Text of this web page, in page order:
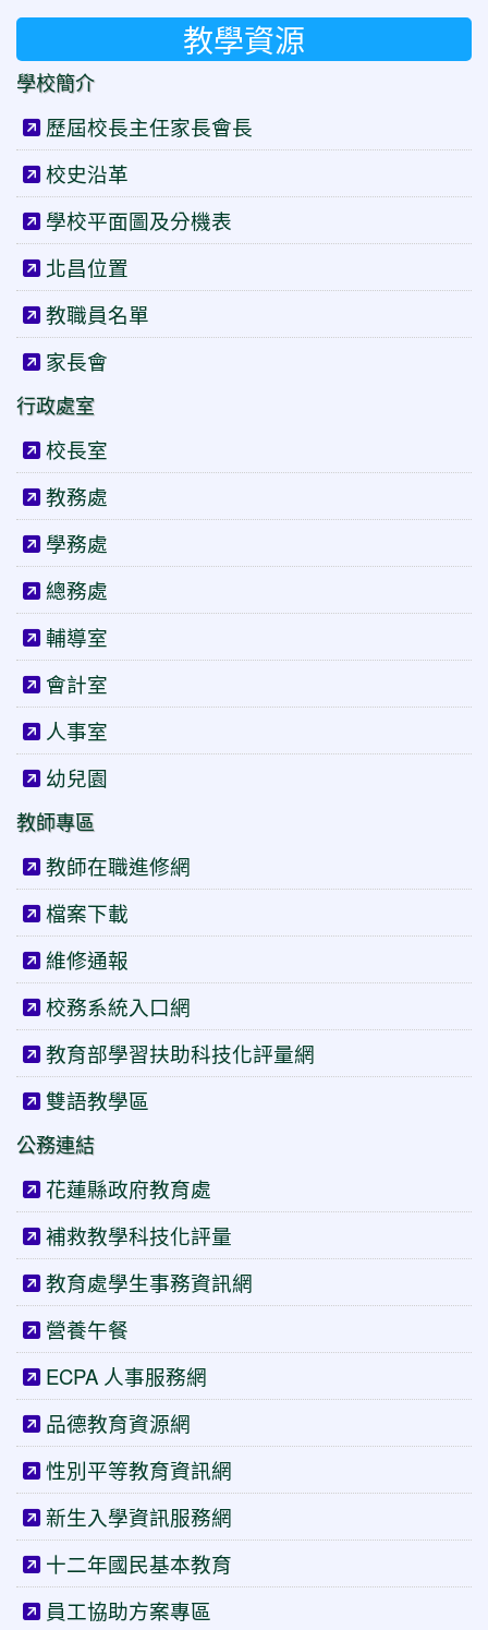
教學資源
學校簡介
歷屆校長主任家長會長
校史沿革
學校平面圖及分機表
北昌位置
教職員名單
家長會
行政處室
校長室
教務處
學務處
總務處
輔導室
會計室
人事室
幼兒園
教師專區
教師在職進修網
檔案下載
維修通報
校務系統入口網
教育部學習扶助科技化評量網
雙語教學區
公務連結
花蓮縣政府教育處
補救教學科技化評量
教育處學生事務資訊網
營養午餐
ECPA 人事服務網
品德教育資源網
性別平等教育資訊網
新生入學資訊服務網
十二年國民基本教育
員工協助方案專區